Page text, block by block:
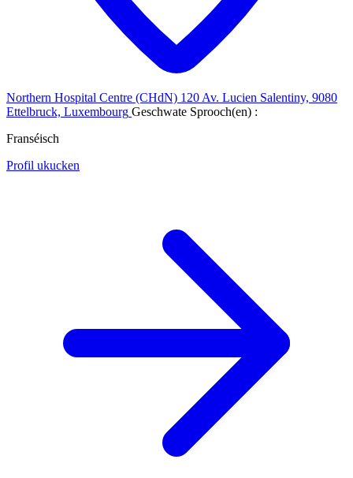
Northern Hospital Centre (CHdN) 120 Av. Lucien Salentiny, 9080
Ettelbruck, Luxembourg Geschwate Sprooch(en) :
Franséisch
Profil ukucken